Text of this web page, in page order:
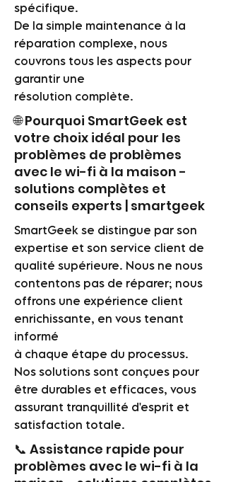
spécifique.
De la simple maintenance à la
réparation complexe, nous
couvrons tous les aspects pour
garantir une
résolution complète.
🌐 Pourquoi SmartGeek est
votre choix idéal pour les
problèmes de problèmes
avec le wi-fi à la maison -
solutions complètes et
conseils experts | smartgeek
SmartGeek se distingue par son
expertise et son service client de
qualité supérieure. Nous ne nous
contentons pas de réparer; nous
offrons une expérience client
enrichissante, en vous tenant
informé
à chaque étape du processus.
Nos solutions sont conçues pour
être durables et efficaces, vous
assurant tranquillité d'esprit et
satisfaction totale.
📞 Assistance rapide pour
problèmes avec le wi-fi à la